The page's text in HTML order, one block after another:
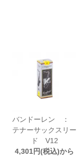
バンドーレン ：
テナーサックスリー
ド V12
4,301円(税込)から